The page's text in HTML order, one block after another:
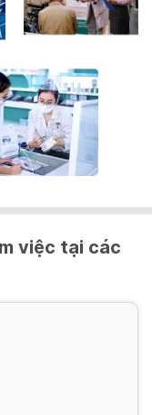
việc tại các